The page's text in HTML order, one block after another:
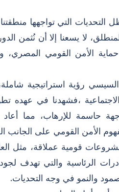
التي تواجهها
لا يسعنا إلا أن نُثمن
الأمن القومي المصري،
رؤية استراتيجية
والاجتماعية ،فشهدنا في
حاسمة للإرهاب، مما
الأمن القومي على
قومية عملاقة، مثل
الرئاسية والتي تهدف
والنمو في وجه التحديات.